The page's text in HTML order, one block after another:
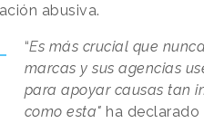
abusiva.
“Es más crucial que
marcas y sus agencias
para apoyar causas tan
como esta" ha declarado